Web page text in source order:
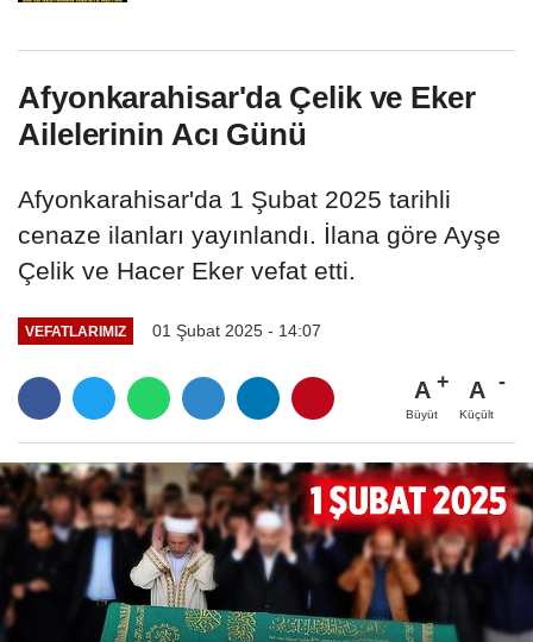
Afyonkarahisar'da Çelik ve Eker
Ailelerinin Acı Günü
Afyonkarahisar'da 1 Şubat 2025 tarihli
cenaze ilanları yayınlandı. İlana göre Ayşe
Çelik ve Hacer Eker vefat etti.
VEFATLARIMIZ 01 Şubat 2025 - 14:07
A
Büyüt
A
Küçült